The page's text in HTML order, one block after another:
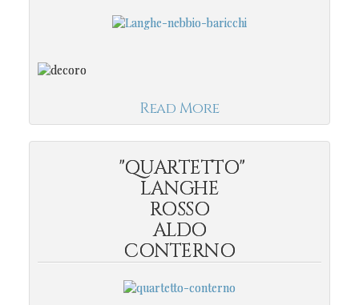
Read More
"QUARTETTO"
LANGHE
ROSSO
ALDO
CONTERNO